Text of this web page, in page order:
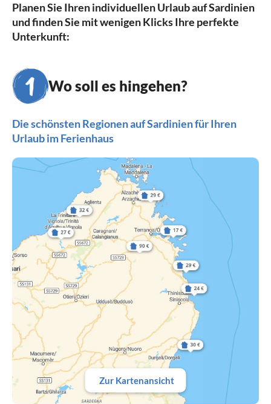
Planen Sie Ihren individuellen Urlaub auf Sardinien
und finden Sie mit wenigen Klicks Ihre perfekte
Unterkunft:
Wo soll es hingehen?
Die schönsten Regionen auf Sardinien für Ihren
Urlaub im Ferienhaus
Zur Kartenansicht